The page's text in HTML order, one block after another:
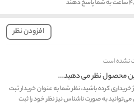
افزودن نظر
نشده است
محصول نظر می دهید...
کرده باشید، نظر شما به عنوان خریدار ثبت
به صورت ناشناس نیز نظر خود را ثبت